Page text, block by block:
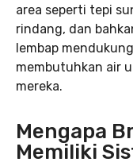
area seperti tepi
rindang, dan
lembap
membutuhkan air
mereka.
Mengapa
Memiliki